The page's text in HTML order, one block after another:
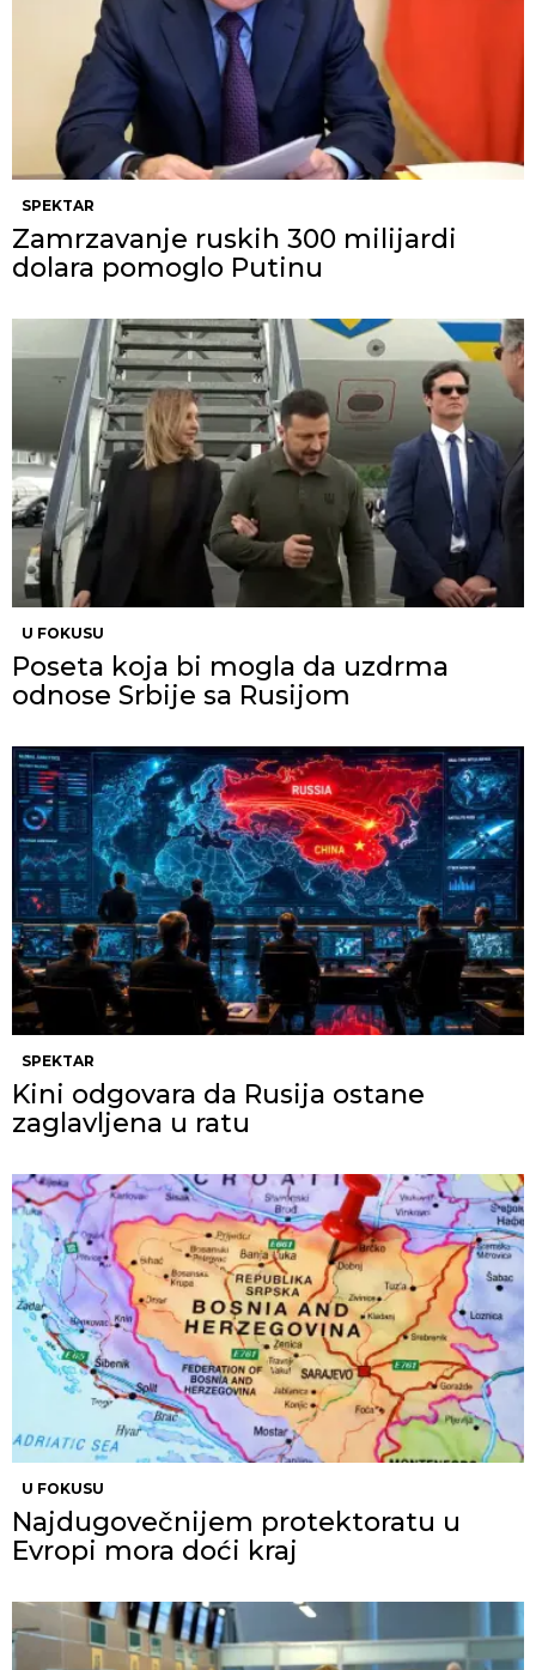
SPEKTAR
Zamrzavanje ruskih 300 milijardi
dolara pomoglo Putinu
U FOKUSU
Poseta koja bi mogla da uzdrma
odnose Srbije sa Rusijom
SPEKTAR
Kini odgovara da Rusija ostane
zaglavljena u ratu
U FOKUSU
Najdugovečnijem protektoratu u
Evropi mora doći kraj